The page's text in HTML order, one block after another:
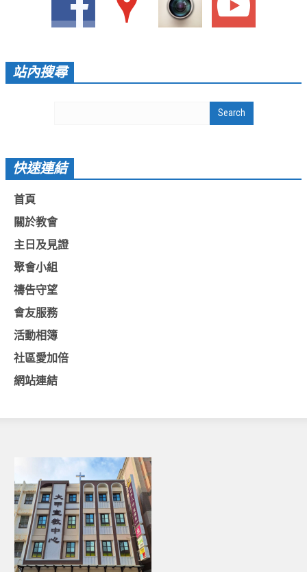
活動影音_2023年
活動影音_2021年
活動影音_2020年
活動影音_2017年
活動影音_2014年
活動影音_2013年
社區愛加倍
課後陪讀班資訊
大甲靈糧堂 FB粉絲專頁
台北靈糧堂 官方網站
讚美之泉 YOUTUBE 頻道
聖經 和合本
每日研經釋義
站內搜尋
快速連結
首頁
關於教會
主日及見證
聚會小組
禱告守望
會友服務
活動相簿
社區愛加倍
網站連結